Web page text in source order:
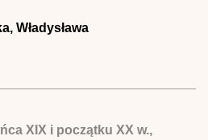
Władysława
XIX i początku XX w.,